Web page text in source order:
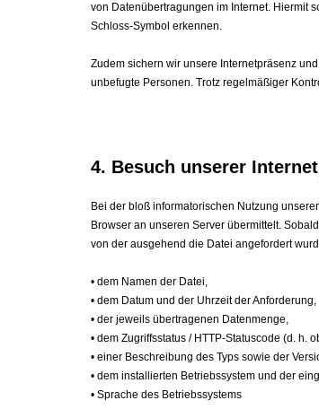
von Datenübertragungen im Internet. Hiermit
Schloss-Symbol erkennen.
Zudem sichern wir unsere Internetpräsenz
unbefugte Personen. Trotz regelmäßiger
4. Besuch unserer
Bei der bloß informatorischen Nutzung
Browser an unseren Server übermittelt.
von der ausgehend die Datei angefordert
• dem Namen der Datei,
• dem Datum und der Uhrzeit der Anforderung,
• der jeweils übertragenen Datenmenge,
• dem Zugriffsstatus / HTTP-Statuscode (d.
• einer Beschreibung des Typs sowie der
• dem installierten Betriebssystem und der
• Sprache des Betriebssystems